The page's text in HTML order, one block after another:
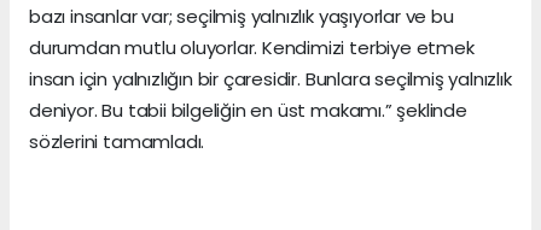
bazı insanlar var; seçilmiş yalnızlık yaşıyorlar ve bu
durumdan mutlu oluyorlar. Kendimizi terbiye etmek
insan için yalnızlığın bir çaresidir. Bunlara seçilmiş yalnızlık
deniyor. Bu tabii bilgeliğin en üst makamı.” şeklinde
sözlerini tamamladı.